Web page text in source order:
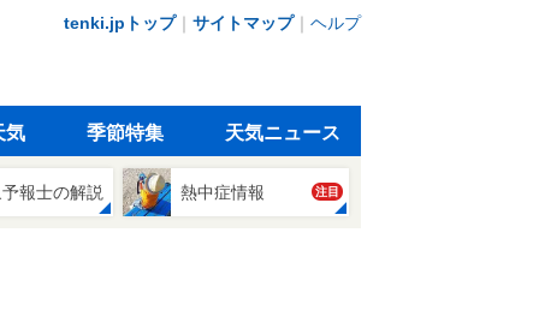
tenki.jpトップ｜ サイトマップ｜ ヘルプ
気 季節特集 天気ニュース
報士の解説 熱中症情報 注目